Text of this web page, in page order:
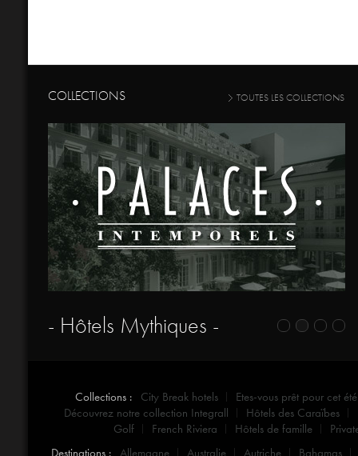
COLLECTIONS TOUTES LES COLLECTIONS
- Hôtels Mythiques -
Collections : City Break hotels
Etes-vous prêt pour cet été
Découvrez notre collection Integrall
Hôtels des Caraïbes
Golf
French Riviera Hôtels de famille